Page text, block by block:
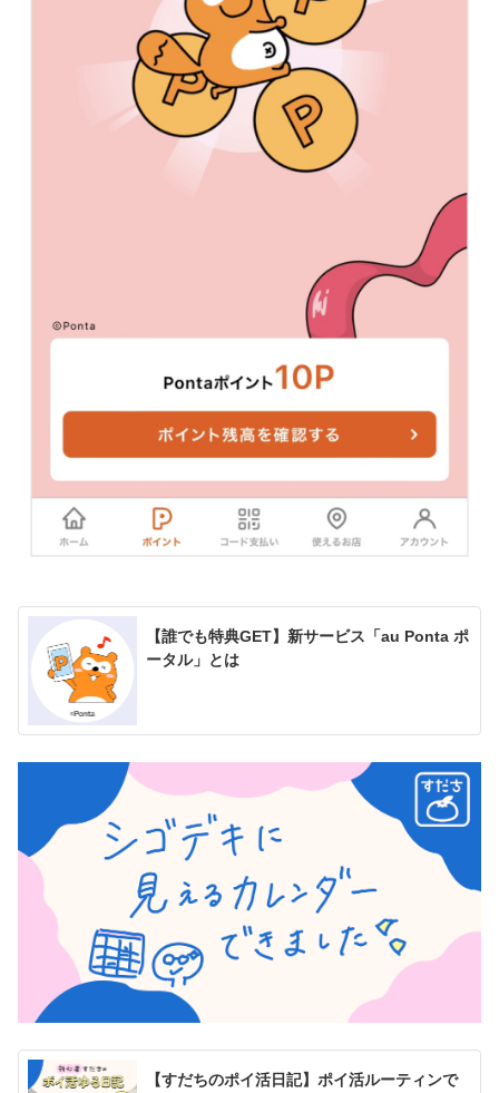
【誰でも特典GET】新サービス「au Ponta ポ
ータル」とは
【すだちのポイ活日記】ポイ活ルーティンで